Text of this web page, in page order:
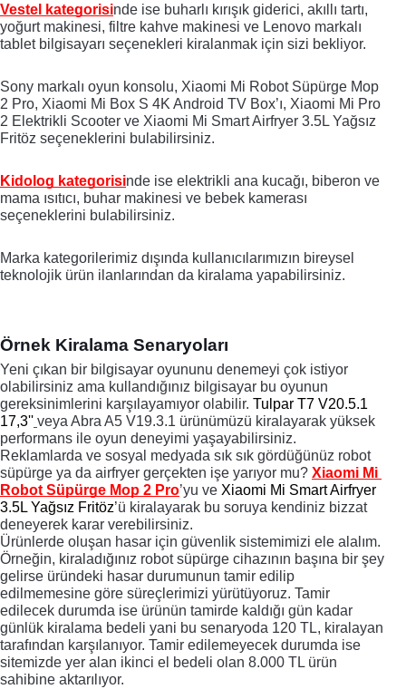
Vestel kategorisinde ise buharlı kırışık giderici, akıllı tartı,
yoğurt makinesi, filtre kahve makinesi ve Lenovo markalı
tablet bilgisayarı seçenekleri kiralanmak için sizi bekliyor.
Sony markalı oyun konsolu, Xiaomi Mi Robot Süpürge Mop
2 Pro, Xiaomi Mi Box S 4K Android TV Box’ı, Xiaomi Mi Pro
2 Elektrikli Scooter ve Xiaomi Mi Smart Airfryer 3.5L Yağsız
Fritöz seçeneklerini bulabilirsiniz.
Kidolog kategorisinde ise elektrikli ana kucağı, biberon ve
mama ısıtıcı, buhar makinesi ve bebek kamerası
seçeneklerini bulabilirsiniz.
Marka kategorilerimiz dışında kullanıcılarımızın bireysel
teknolojik ürün ilanlarından da kiralama yapabilirsiniz.
Örnek Kiralama Senaryoları
Yeni çıkan bir bilgisayar oyununu denemeyi çok istiyor
olabilirsiniz ama kullandığınız bilgisayar bu oyunun
gereksinimlerini karşılayamıyor olabilir. Tulpar T7 V20.5.1
17,3'' veya Abra A5 V19.3.1 ürünümüzü kiralayarak yüksek
performans ile oyun deneyimi yaşayabilirsiniz.
Reklamlarda ve sosyal medyada sık sık gördüğünüz robot
süpürge ya da airfryer gerçekten işe yarıyor mu? Xiaomi Mi
Robot Süpürge Mop 2 Pro’yu ve Xiaomi Mi Smart Airfryer
3.5L Yağsız Fritöz’ü kiralayarak bu soruya kendiniz bizzat
deneyerek karar verebilirsiniz.
Ürünlerde oluşan hasar için güvenlik sistemimizi ele alalım.
Örneğin, kiraladığınız robot süpürge cihazının başına bir şey
gelirse üründeki hasar durumunun tamir edilip
edilmemesine göre süreçlerimizi yürütüyoruz. Tamir
edilecek durumda ise ürünün tamirde kaldığı gün kadar
günlük kiralama bedeli yani bu senaryoda 120 TL, kiralayan
tarafından karşılanıyor. Tamir edilemeyecek durumda ise
sitemizde yer alan ikinci el bedeli olan 8.000 TL ürün
sahibine aktarılıyor.